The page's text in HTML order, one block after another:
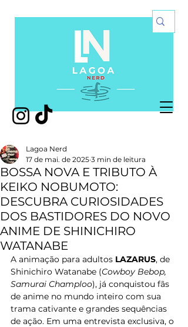
BOSSA NOVA E TRIBUTO À
KEIKO NOBUMOTO:
DESCUBRA CURIOSIDADES
DOS BASTIDORES DO NOVO
ANIME DE SHINICHIRO
WATANABE
Lagoa Nerd
17 de mai. de 2025 3 min de leitura
A animação para adultos LAZARUS, de
Shinichiro Watanabe (Cowboy Bebop,
Samurai Champloo), já conquistou fãs
de anime no mundo inteiro com sua
trama cativante e grandes sequências
de ação. Em uma entrevista exclusiva, o